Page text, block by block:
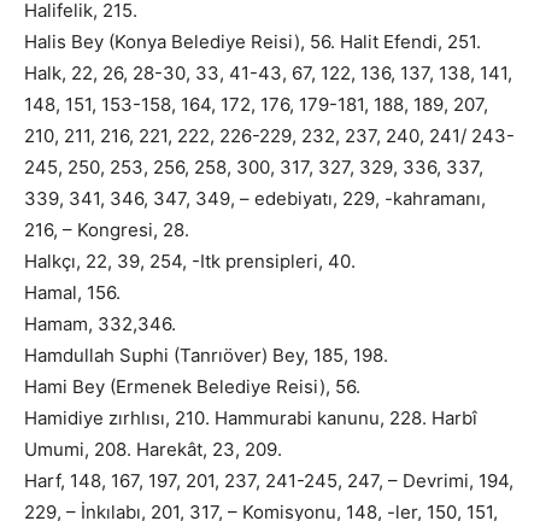
Halifelik, 215.
Halis Bey (Konya Belediye Reisi), 56. Halit Efendi, 251.
Halk, 22, 26, 28-30, 33, 41-43, 67, 122, 136, 137, 138, 141,
148, 151, 153-158, 164, 172, 176, 179-181, 188, 189, 207,
210, 211, 216, 221, 222, 226-229, 232, 237, 240, 241/ 243-
245, 250, 253, 256, 258, 300, 317, 327, 329, 336, 337,
339, 341, 346, 347, 349, – edebiyatı, 229, -kahramanı,
216, – Kongresi, 28.
Halkçı, 22, 39, 254, -Itk prensipleri, 40.
Hamal, 156.
Hamam, 332,346.
Hamdullah Suphi (Tanrıöver) Bey, 185, 198.
Hami Bey (Ermenek Belediye Reisi), 56.
Hamidiye zırhlısı, 210. Hammurabi kanunu, 228. Harbî
Umumi, 208. Harekât, 23, 209.
Harf, 148, 167, 197, 201, 237, 241-245, 247, – Devrimi, 194,
229, – İnkılabı, 201, 317, – Komisyonu, 148, -ler, 150, 151,